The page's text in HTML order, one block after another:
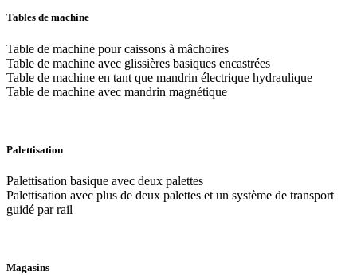
Tables de machine
Table de machine pour caissons à mâchoires
Table de machine avec glissières basiques encastrées
Table de machine en tant que mandrin électrique hydraulique
Table de machine avec mandrin magnétique
Palettisation
Palettisation basique avec deux palettes
Palettisation avec plus de deux palettes et un système de transport
guidé par rail
Magasins